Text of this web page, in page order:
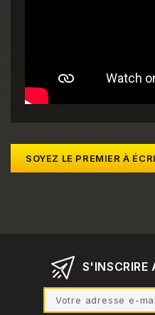
SOYEZ LE PREMIER À
S'INSCRIRE